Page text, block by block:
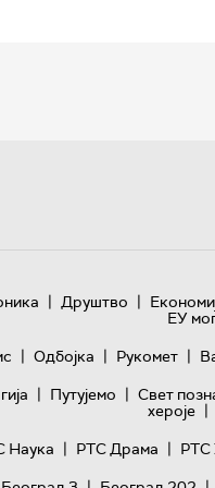
| Друштво |
ЕУ
| Одбојка | Рукомет |
| Путујемо | Свет
хероје |
Наука | РТС Драма | РТС